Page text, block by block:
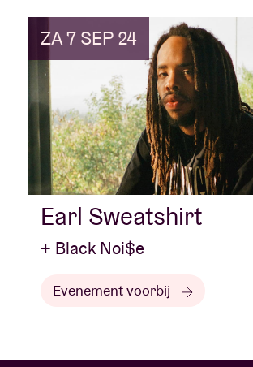
ZA 7 SEP 24
Earl Sweatshirt
+ Black Noi$e
Evenement voorbij